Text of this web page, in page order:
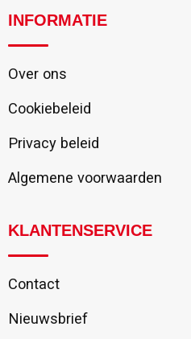
INFORMATIE
Over ons
Cookiebeleid
Privacy beleid
Algemene voorwaarden
KLANTENSERVICE
Contact
Nieuwsbrief